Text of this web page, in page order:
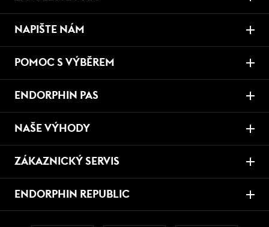
NAPIŠTE NÁM
POMOC S VÝBĚREM
ENDORPHIN PAS
NAŠE VÝHODY
ZÁKAZNICKÝ SERVIS
ENDORPHIN REPUBLIC